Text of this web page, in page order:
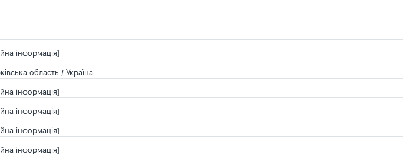
інформація]
область / Україна
інформація]
інформація]
інформація]
інформація]